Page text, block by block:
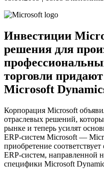
Инвестиции
решения для
торговли
Microsoft
Корпорация Microsoft
отраслевых решений,
рынке и теперь усилят
ERP-систем Microsoft —
приобретение
ERP-систем, направленной
специфики Microsoft